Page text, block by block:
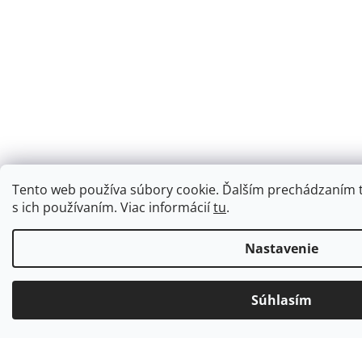
Tento web používa súbory cookie. Ďalším
s ich používaním. Viac informáciítu.
Nastavenie
Súhlasím